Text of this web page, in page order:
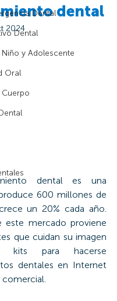
Dental
Dental
y Adolescente
Oral
dental
2024
dental es una
600 millones de
un 20% cada año.
este mercado proviene
que cuidan su imagen
kits para hacerse
dentales en Internet